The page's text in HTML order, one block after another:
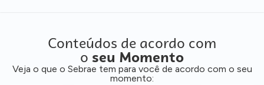
Conteúdos de acordo com
o seu Momento
Veja o que o Sebrae tem para você de acordo com o seu
momento: